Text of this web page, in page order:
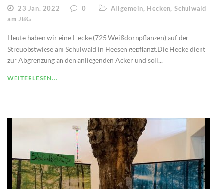
23 Jan. 2022 0 Allgemein, Hecken, Schulwald
am JBG
Heute haben wir eine Hecke (725 Weißdornpflanzen) auf der
Streuobstwiese am Schulwald in Heesen gepflanzt.Die Hecke dient
zur Abgrenzung an den anliegenden Acker und soll...
WEITERLESEN...